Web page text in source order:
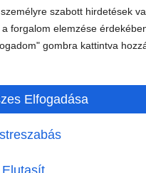
szabott hirdetések
forgalom elemzése
gombra kattintva
Elutasít
Elfogadása